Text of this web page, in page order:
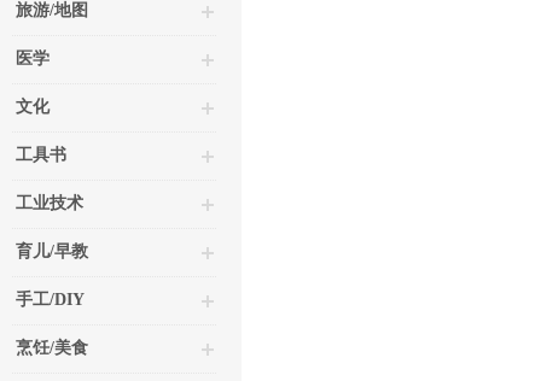
旅游/地图
医学
文化
工具书
工业技术
育儿/早教
手工/DIY
烹饪/美食